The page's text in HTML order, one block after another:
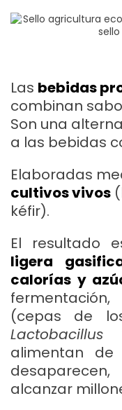
Las bebidas
combinan
Son una
a las bebidas
Elaboradas
cultivos vivos
kéfir).
El resultado
ligera
calorías y
(cepas de
Lactobacillus
alimentan de
alcanzar